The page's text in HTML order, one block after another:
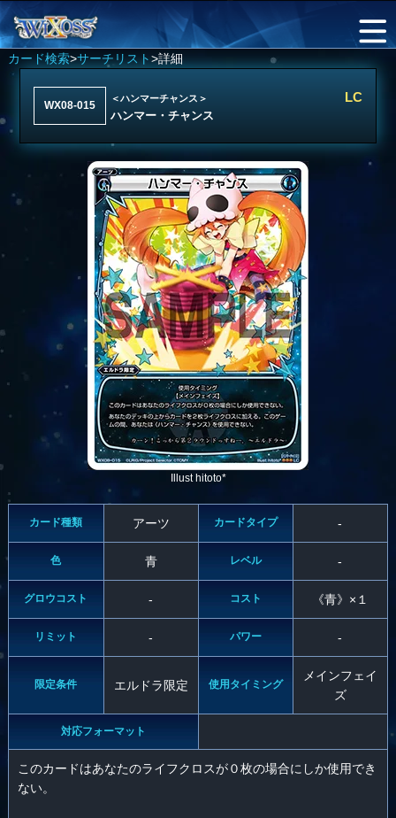
カード検索>サーチリスト>詳細
WX08-015
＜ハンマーチャンス＞
ハンマー・チャンス
LC
Illust hitoto*
カード種類 アーツ カードタイプ -
色 青 レベル -
グロウコスト - コスト 《青》×１
リミット - パワー -
限定条件 エルドラ限定 使用タイミング
メインフェイ
ズ
対応フォーマット
このカードはあなたのライフクロスが０枚の場合にしか使用でき
ない。